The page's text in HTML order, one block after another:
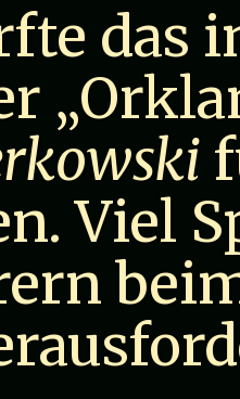
das
Viel